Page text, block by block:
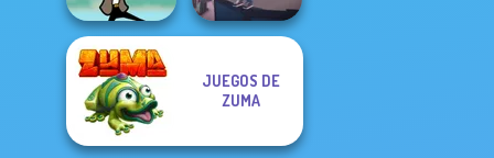
Mr Bean Jump
JUEGOS DE
ZUMA